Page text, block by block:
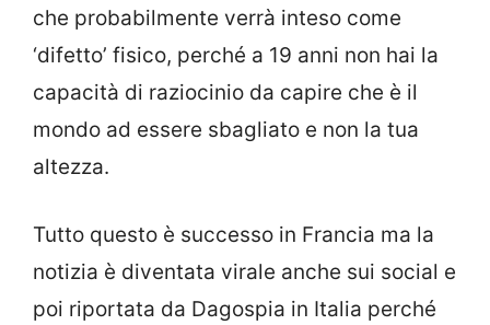
che probabilmente verrà inteso come
‘difetto’ fisico, perché a 19 anni non hai la
capacità di raziocinio da capire che è il
mondo ad essere sbagliato e non la tua
altezza.
Tutto questo è successo in Francia ma la
notizia è diventata virale anche sui social e
poi riportata da Dagospia in Italia perché